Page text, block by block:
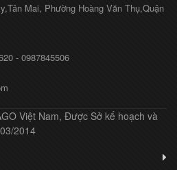
Mai, Phường Hoàng Văn Thụ,Quận
- 0987845506
Việt Nam, Được Sở kế hoạch và
2014